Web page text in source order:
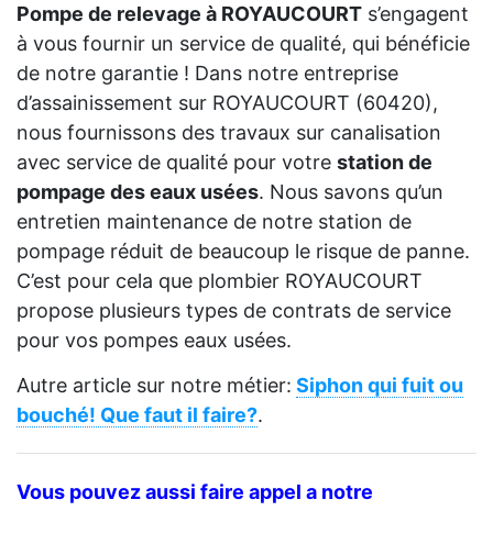
Pompe de relevage à ROYAUCOURT s’engagent
à vous fournir un service de qualité, qui bénéficie
de notre garantie ! Dans notre entreprise
d’assainissement sur ROYAUCOURT (60420),
nous fournissons des travaux sur canalisation
avec service de qualité pour votre station de
pompage des eaux usées. Nous savons qu’un
entretien maintenance de notre station de
pompage réduit de beaucoup le risque de panne.
C’est pour cela que plombier ROYAUCOURT
propose plusieurs types de contrats de service
pour vos pompes eaux usées.
Autre article sur notre métier: Siphon qui fuit ou
bouché! Que faut il faire?.
Vous pouvez aussi faire appel a notre